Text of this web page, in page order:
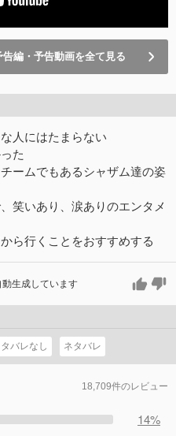
告編・予告動画を全て見る
人にはたまらない
た
ームでもあるシャザム達の姿
笑いあり、涙ありのエンタメ
ら行くことをおすすめする
生成しています
バレなし ネタバレ
18,709件のレビュー
14%